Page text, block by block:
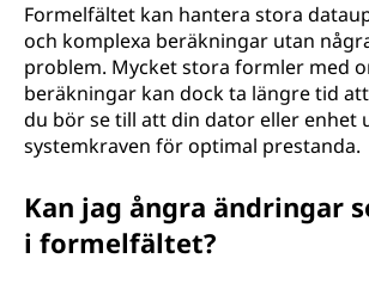
Formelfältet kan hantera stora
och komplexa beräkningar utan
problem. Mycket stora formler med
beräkningar kan dock ta längre tid
du bör se till att din dator eller enhet
systemkraven för optimal prestanda.
Kan jag ångra ändringar
i formelfältet?